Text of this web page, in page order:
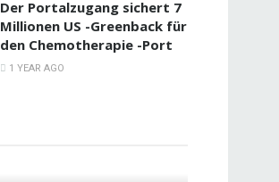
Der Portalzugang sichert 7
Millionen US -Greenback für
den Chemotherapie -Port
1 YEAR AGO